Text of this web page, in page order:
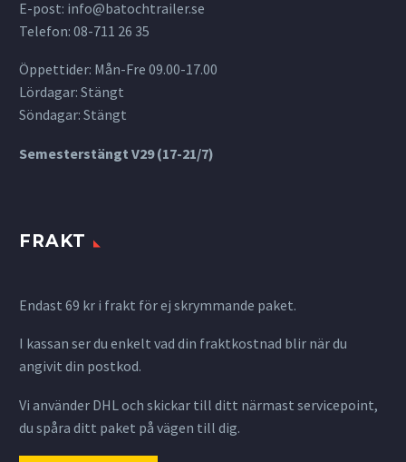
E-post: info@batochtrailer.se
Telefon: 08-711 26 35
Öppettider: Mån-Fre 09.00-17.00
Lördagar: Stängt
Söndagar: Stängt
Semesterstängt V29 (17-21/7)
FRAKT
Endast 69 kr i frakt för ej skrymmande paket.
I kassan ser du enkelt vad din fraktkostnad blir när du
angivit din postkod.
Vi använder DHL och skickar till ditt närmast servicepoint,
du spåra ditt paket på vägen till dig.